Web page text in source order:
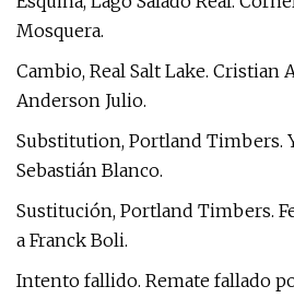
Mosquera.
Cambio, Real Salt Lake. Cristian
Anderson Julio.
Substitution, Portland Timbers.
Sebastián Blanco.
Sustitución, Portland Timbers.
a Franck Boli.
Intento fallido. Remate fallado